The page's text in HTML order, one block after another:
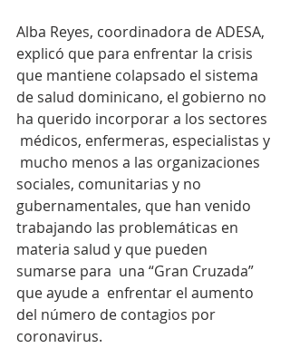
Alba Reyes, coordinadora de ADESA,
explicó que para enfrentar la crisis
que mantiene colapsado el sistema
de salud dominicano, el gobierno no
ha querido incorporar a los sectores
médicos, enfermeras, especialistas y
mucho menos a las organizaciones
sociales, comunitarias y no
gubernamentales, que han venido
trabajando las problemáticas en
materia salud y que pueden
sumarse para  una “Gran Cruzada”
que ayude a  enfrentar el aumento
del número de contagios por
coronavirus.